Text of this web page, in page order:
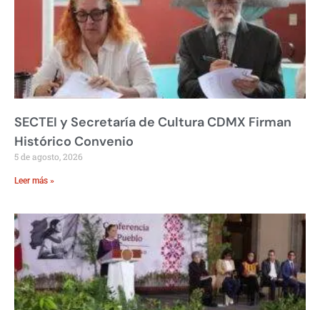
SECTEI y Secretaría de Cultura CDMX Firman
Histórico Convenio
5 de agosto, 2026
Leer más »